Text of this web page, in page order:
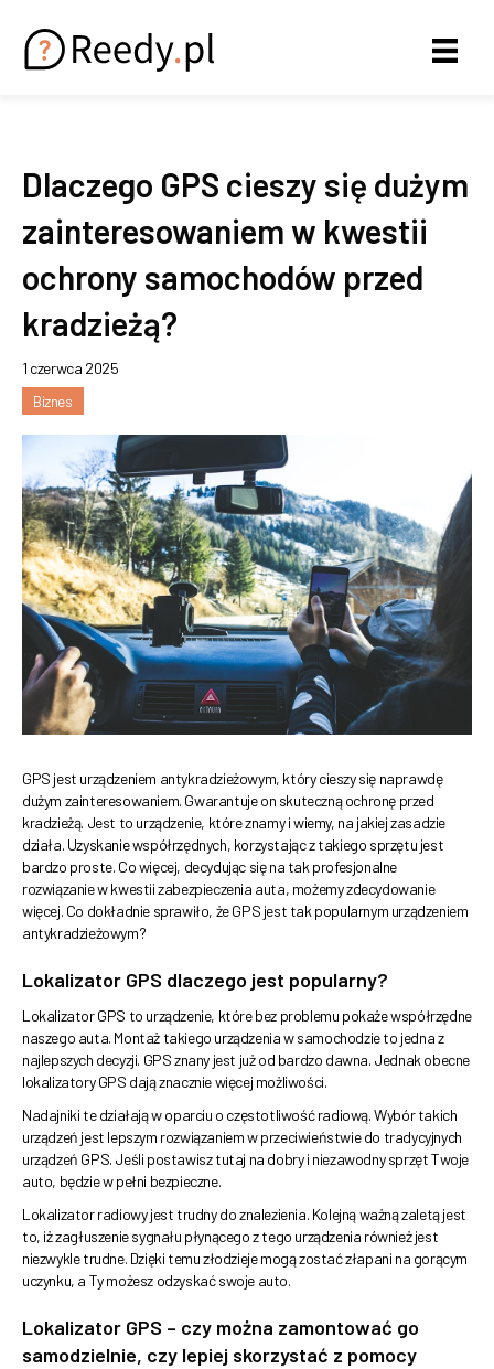
Dlaczego GPS cieszy się dużym
zainteresowaniem w kwestii
ochrony samochodów przed
kradzieżą?
1 czerwca 2025
Biznes
GPS jest urządzeniem antykradzieżowym, który cieszy się naprawdę
dużym zainteresowaniem. Gwarantuje on skuteczną ochronę przed
kradzieżą. Jest to urządzenie, które znamy i wiemy, na jakiej zasadzie
działa. Uzyskanie współrzędnych, korzystając z takiego sprzętu jest
bardzo proste. Co więcej, decydując się na tak profesjonalne
rozwiązanie w kwestii zabezpieczenia auta, możemy zdecydowanie
więcej. Co dokładnie sprawiło, że GPS jest tak popularnym urządzeniem
antykradzieżowym?
Lokalizator GPS dlaczego jest popularny?
Lokalizator GPS to urządzenie, które bez problemu pokaże współrzędne
naszego auta. Montaż takiego urządzenia w samochodzie to jedna z
najlepszych decyzji. GPS znany jest już od bardzo dawna. Jednak obecne
lokalizatory GPS dają znacznie więcej możliwości.
Nadajniki te działają w oparciu o częstotliwość radiową. Wybór takich
urządzeń jest lepszym rozwiązaniem w przeciwieństwie do tradycyjnych
urządzeń GPS. Jeśli postawisz tutaj na dobry i niezawodny sprzęt Twoje
auto, będzie w pełni bezpieczne.
Lokalizator radiowy jest trudny do znalezienia. Kolejną ważną zaletą jest
to, iż zagłuszenie sygnału płynącego z tego urządzenia również jest
niezwykle trudne. Dzięki temu złodzieje mogą zostać złapani na gorącym
uczynku, a Ty możesz odzyskać swoje auto.
Lokalizator GPS – czy można zamontować go
samodzielnie, czy lepiej skorzystać z pomocy